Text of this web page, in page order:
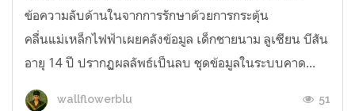
ข้อความลับด้านในจากการรักษาด้วยการกระตุ้น
คลื่นแม่เหล็กไฟฟ้าเผยคลังข้อมูล เด็กชายนาม ลูเซียน บีสัน
อายุ 14 ปี ปรากฏผลลัพธ์เป็นลบ ชุดข้อมูลในระบบคาด...
wallflowerblu 51